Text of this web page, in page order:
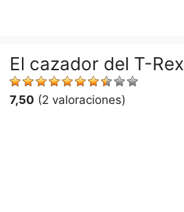
El cazador del T-Rex
7,50 (2 valoraciones)